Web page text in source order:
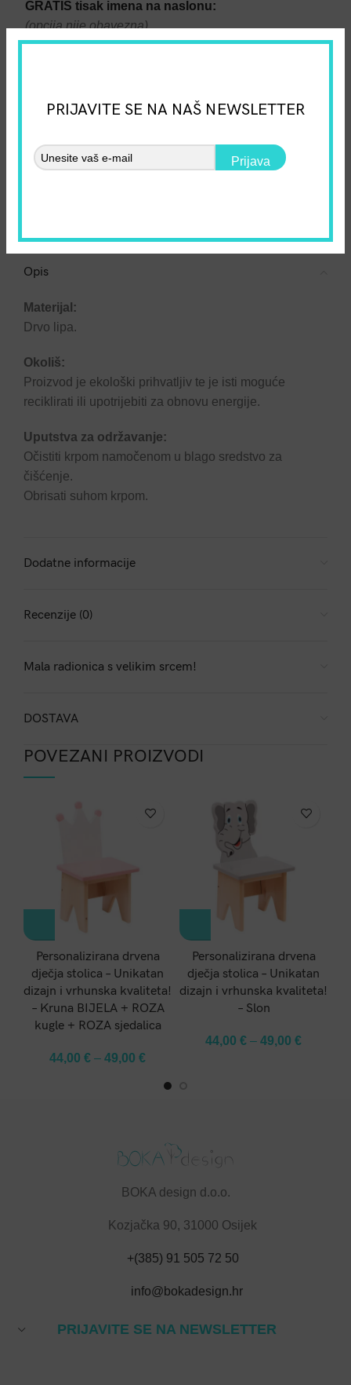
PRIJAVITE SE NA NAŠ NEWSLETTER
Prijava
GRATIS tisak imena na naslonu:
(opcija nije obavezna)
Dodaj na listu želja
Share:
Opis
Materijal:
Drvo lipa.
Okoliš:
Proizvod je ekološki prihvatljiv te je isti moguće
reciklirati ili upotrijebiti za obnovu energije.
Uputstva za održavanje:
Očistiti krpom namočenom u blago sredstvo za
čišćenje.
Obrisati suhom krpom.
Dodatne informacije
Recenzije (0)
Mala radionica s velikim srcem!
DOSTAVA
POVEZANI PROIZVODI
Personalizirana drvena
dječja stolica – Unikatan
dizajn i vrhunska kvaliteta!
– Kruna BIJELA + ROZA
kugle + ROZA sjedalica
44,00 € – 49,00 €
Personalizirana drvena
dječja stolica – Unikatan
dizajn i vrhunska kvaliteta!
– Slon
44,00 € – 49,00 €
BOKA design d.o.o.
Kozjačka 90, 31000 Osijek
+(385) 91 505 72 50
info@bokadesign.hr
PRIJAVITE SE NA NEWSLETTER